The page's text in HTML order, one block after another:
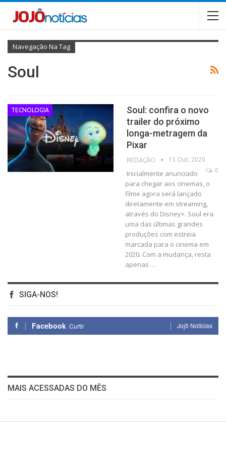
Navegação Na Tag
Soul
TECNOLOGIA
Soul: confira o novo
trailer do próximo
longa-metragem da
Pixar
REDAÇÃO
15 Out, 2020
0
Inicialmente anunciado
para chegar aos cinemas, o
filme agora será lançado
diretamente em streaming,
através do Disney+. Soul era
uma das últimas grandes
produções com estreia
marcada para o cinema em
2020. Com a mudança, resta
apenas …
SIGA-NOS!
Facebook Curtir Jojô Notícias
MAIS ACESSADAS DO MÊS